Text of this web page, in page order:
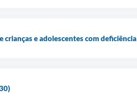
e adolescentes com deficiência